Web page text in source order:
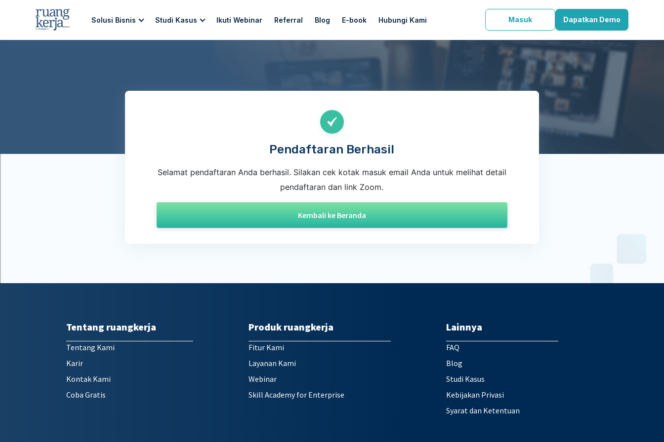
Solusi Bisnis Studi Kasus Ikuti Webinar Referral Blog E-book Hubungi Kami Masuk Dapatkan Demo
Pendaftaran Berhasil
Selamat pendaftaran Anda berhasil. Silakan cek kotak masuk email Anda untuk melihat detail
pendaftaran dan link Zoom.
Kembali ke Beranda
Tentang ruangkerja
Tentang Kami
Karir
Kontak Kami
Coba Gratis
Produk ruangkerja
Fitur Kami
Layanan Kami
Webinar
Skill Academy for Enterprise
Lainnya
FAQ
Blog
Studi Kasus
Kebijakan Privasi
Syarat dan Ketentuan